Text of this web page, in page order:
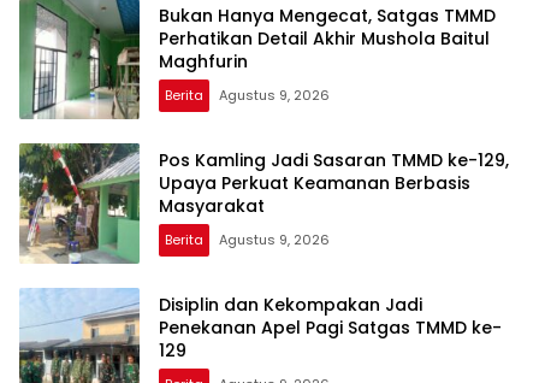
Bukan Hanya Mengecat, Satgas TMMD
Perhatikan Detail Akhir Mushola Baitul
Maghfurin
Berita Agustus 9, 2026
Pos Kamling Jadi Sasaran TMMD ke-129,
Upaya Perkuat Keamanan Berbasis
Masyarakat
Berita Agustus 9, 2026
Disiplin dan Kekompakan Jadi
Penekanan Apel Pagi Satgas TMMD ke-
129